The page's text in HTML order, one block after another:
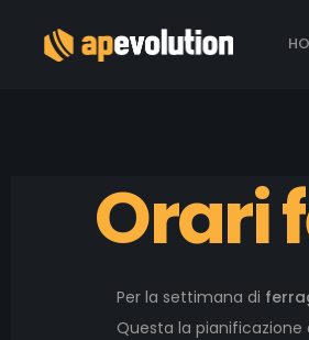
Orari
Per la settimana di
Questa la pianificazione